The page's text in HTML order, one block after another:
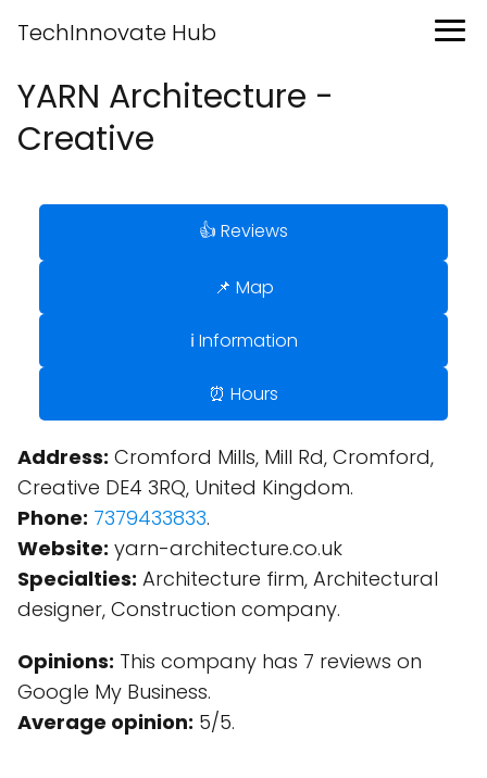
TechInnovate Hub
YARN Architecture -
Creative
👍 Reviews
📌 Map
ℹ️ Information
⏰ Hours
Address: Cromford Mills, Mill Rd, Cromford,
Creative DE4 3RQ, United Kingdom.
Phone: 7379433833.
Website: yarn-architecture.co.uk
Specialties: Architecture firm, Architectural
designer, Construction company.
Opinions: This company has 7 reviews on
Google My Business.
Average opinion: 5/5.